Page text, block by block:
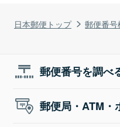
日本郵便トップ 郵便番
郵便番号を調べ
郵便局・ATM・